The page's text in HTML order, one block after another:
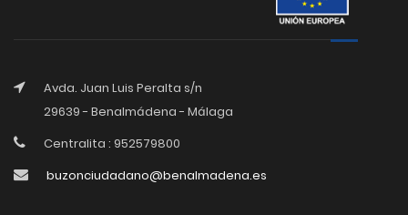
Avda. Juan Luis Peralta s/n
29639 - Benalmádena - Málaga
Centralita : 952579800
buzonciudadano@benalmadena.es